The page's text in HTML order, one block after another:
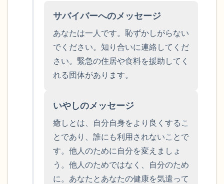
サバイバーへのメッセージ
あなたは一人です。恥ずかしがらない
でください。知り合いに連絡してくだ
さい。緊急の住居や食料を援助してく
れる団体があります。
いやしのメッセージ
癒しとは、自分自身をより良くするこ
とであり、誰にも利用されないことで
す。他人のために自分を変えましょ
う。他人のためではなく、自分のため
に。あなたとあなたの健康を気遣って
見えるもの5つ（部屋の中と窓の外を見る
ことができます）
感じるもの4つ（目の前にあるもので触れ
るものは何ですか？）
聞こえるもの3つ
匂いを嗅ぐもの2つ
自分の好きなところ1つ。
最後に深呼吸をしましょう。